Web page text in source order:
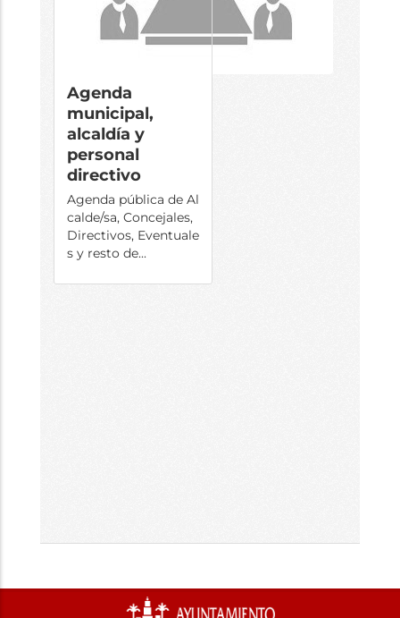
Agenda
municipal,
alcaldía y
personal
directivo
Agenda pública de Al
calde/sa, Concejales,
Directivos, Eventuale
s y resto de...